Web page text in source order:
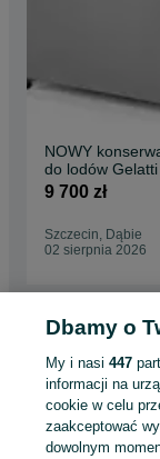
NOWY
do lodów Gelatti
cylindry
COLD
9 700 zł
Szczecin, Dąbie
02 sierpnia 2026
Strona główna
Lady i
chłodnicze - Szczecin
KATEGORIA
Dbamy o
My i nasi447
informacji na
cookie w celu
zaakceptować
dowolnym